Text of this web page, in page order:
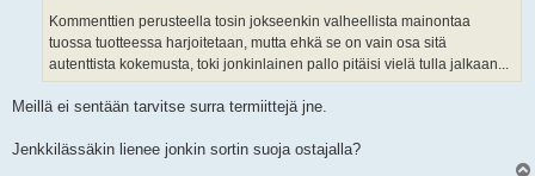
Kommenttien perusteella tosin jokseenkin valheellista mainontaa
tuossa tuotteessa harjoitetaan, mutta ehkä se on vain osa sitä
autenttista kokemusta, toki jonkinlainen pallo pitäisi vielä tulla jalkaan...
Meillä ei sentään tarvitse surra termiittejä jne.
Jenkkilässäkin lienee jonkin sortin suoja ostajalla?